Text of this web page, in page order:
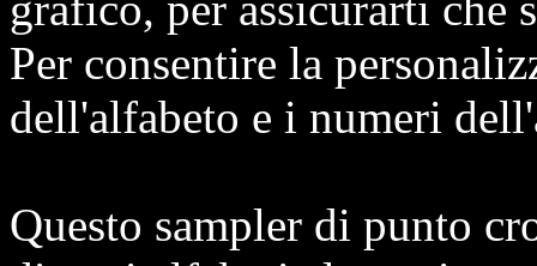
Per consentire la
dell'alfabeto e i numeri
Questo sampler di punto